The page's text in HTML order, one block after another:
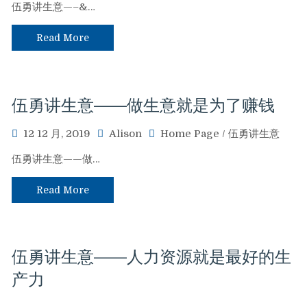
伍勇讲生意—–&…
Read More
伍勇讲生意——做生意就是为了赚钱
12 12 月, 2019 Alison Home Page / 伍勇讲生意
伍勇讲生意——做…
Read More
伍勇讲生意——人力资源就是最好的生
产力